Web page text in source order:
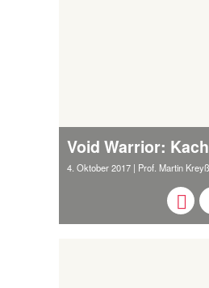
4. Oktober 2017 | Prof. Martin